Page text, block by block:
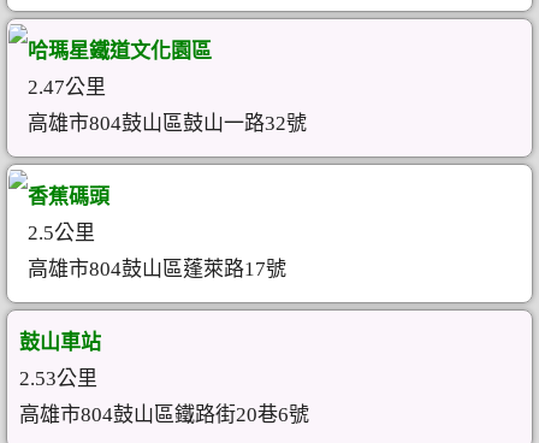
哈瑪星鐵道文化園區
2.47公里
高雄市804鼓山區鼓山一路32號
香蕉碼頭
2.5公里
高雄市804鼓山區蓬萊路17號
鼓山車站
2.53公里
高雄市804鼓山區鐵路街20巷6號